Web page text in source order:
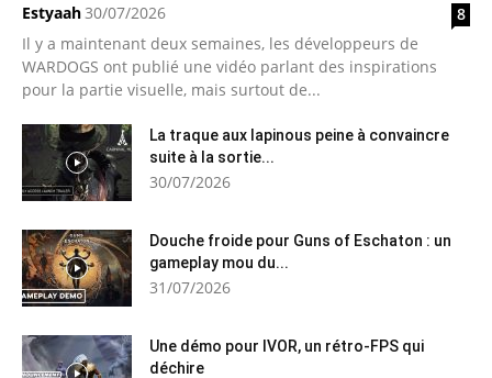
Estyaah30/07/2026
8
Il y a maintenant deux semaines, les développeurs de
WARDOGS ont publié une vidéo parlant des inspirations
pour la partie visuelle, mais surtout de...
La traque aux lapinous peine à convaincre
suite à la sortie...
30/07/2026
Douche froide pour Guns of Eschaton : un
gameplay mou du...
31/07/2026
Une démo pour IVOR, un rétro-FPS qui
déchire